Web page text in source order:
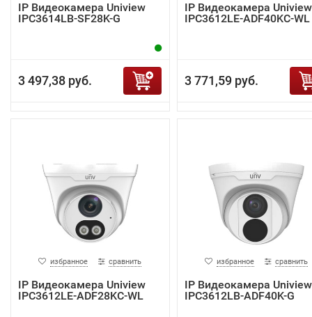
IP Видеокамера Uniview
IPC3614LB-SF28K-G
3 497,38 руб.
IP Видеокамера Uniview
IPC3612LE-ADF40KC-WL
3 771,59 руб.
избранное сравнить
IP Видеокамера Uniview
IPC3612LE-ADF28KC-WL
избранное сравнить
IP Видеокамера Uniview
IPC3612LB-ADF40K-G